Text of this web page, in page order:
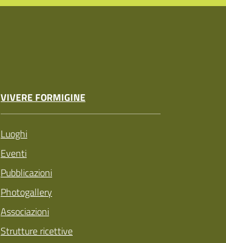
VIVERE FORMIGINE
Luoghi
Eventi
Pubblicazioni
Photogallery
Associazioni
Strutture ricettive